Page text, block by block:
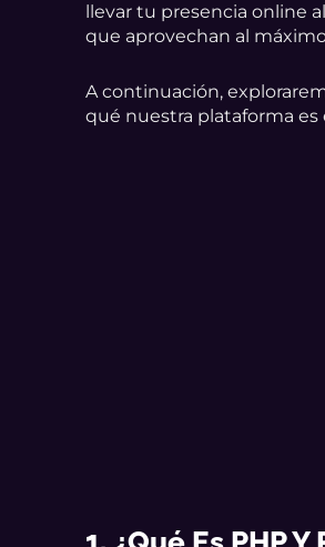
llevar tu presencia online
que aprovechan al
A continuación,
qué nuestra plataforma es